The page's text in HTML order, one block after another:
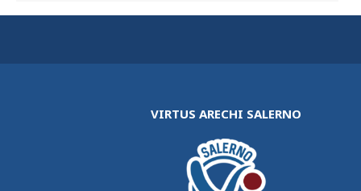
VIRTUS ARECHI SALERNO